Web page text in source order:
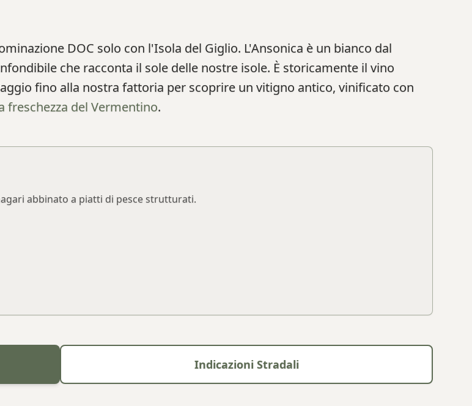
DOC solo con l'Isola del Giglio. L'Ansonica è un bianco dal
che racconta il sole delle nostre isole. È storicamente il vino
fino alla nostra fattoria per scoprire un vitigno antico, vinificato con
freschezza del Vermentino.
abbinato a piatti di pesce strutturati.
Indicazioni Stradali